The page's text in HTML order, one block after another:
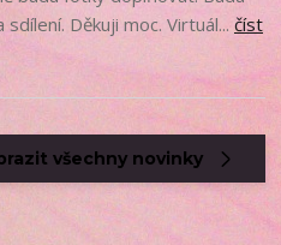
sdílení. Děkuji moc. Virtuál... číst
všechny novinky